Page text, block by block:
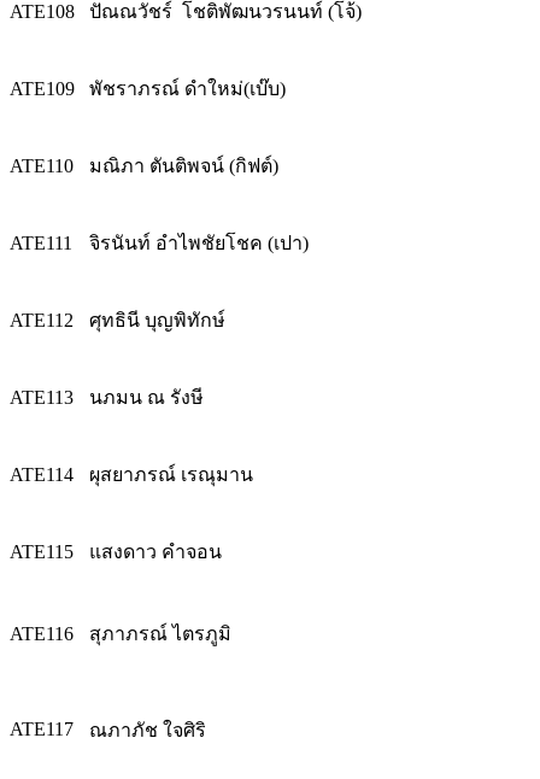
ATE108 ปัณณวัชร์ โชติพัฒนวรนนท์ (โจ้)
ATE109 พัชราภรณ์ ดำใหม่(เบ๊บ)
ATE110 มณิภา ตันติพจน์ (กิฟต์)
ATE111 จิรนันท์ อำไพชัยโชค (เปา)
ATE112 ศุทธินี บุญพิทักษ์
ATE113 นภมน ณ รังษี
ATE114 ผุสยาภรณ์ เรณุมาน
ATE115 แสงดาว คำจอน
ATE116 สุภาภรณ์ ไตรภูมิ
ATE117 ณภาภัช ใจศิริ